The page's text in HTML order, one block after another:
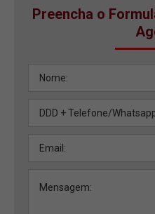
Preencha o